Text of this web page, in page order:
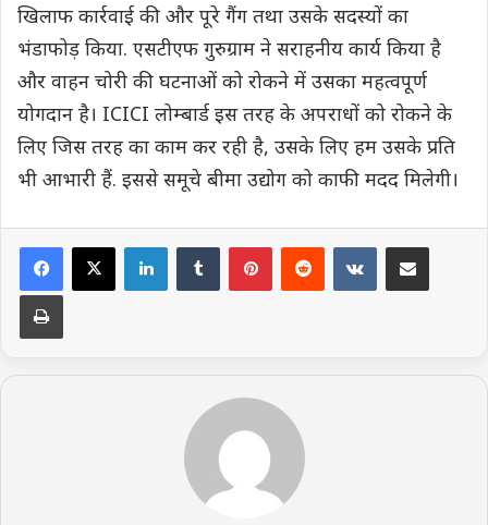
खि‍लाफ कार्रवाई की और पूरे गैंग तथा उसके सदस्यों का
भंडाफोड़ किया. एसटीएफ गुरुग्राम ने सराहनीय कार्य किया है
और वाहन चोरी की घटनाओं को रोकने में उसका महत्वपूर्ण
योगदान है। ICICI लोम्बार्ड इस तरह के अपराधों को रोकने के
लिए जिस तरह का काम कर रही है, उसके लिए हम उसके प्रति
भी आभारी हैं. इससे समूचे बीमा उद्योग को काफी मदद मिलेगी।
LinkedIn VKontakte